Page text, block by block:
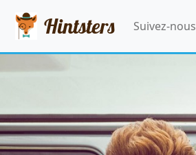
Hintsters Suivez-nous